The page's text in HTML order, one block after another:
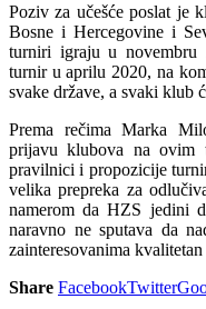
Poziv za učešće poslat je
Bosne i Hercegovine i
turniri igraju u novembru
turnir u aprilu 2020, na
svake države, a svaki klub
Prema rečima Marka
prijavu klubova na ovim
pravilnici i propozicije
velika prepreka za
namerom da HZS jedini
naravno ne sputava da
zainteresovanima
Share FacebookTwitter